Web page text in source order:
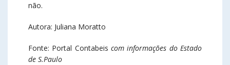
não.
Autora: Juliana Moratto
Fonte: Portal Contabeis com informações do Estado
de S.Paulo